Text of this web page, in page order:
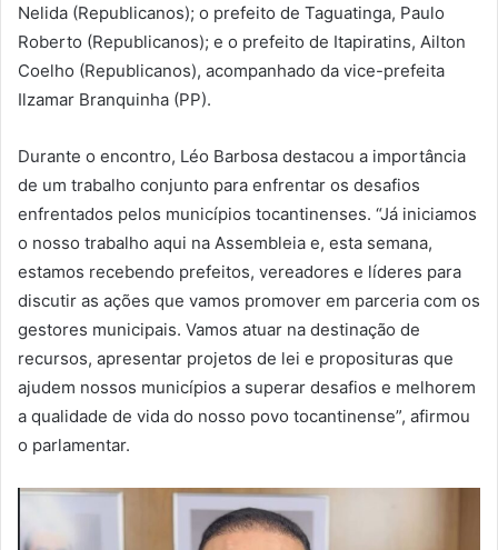
Nelida (Republicanos); o prefeito de Taguatinga, Paulo
Roberto (Republicanos); e o prefeito de Itapiratins, Ailton
Coelho (Republicanos), acompanhado da vice-prefeita
Ilzamar Branquinha (PP).
Durante o encontro, Léo Barbosa destacou a importância
de um trabalho conjunto para enfrentar os desafios
enfrentados pelos municípios tocantinenses. “Já iniciamos
o nosso trabalho aqui na Assembleia e, esta semana,
estamos recebendo prefeitos, vereadores e líderes para
discutir as ações que vamos promover em parceria com os
gestores municipais. Vamos atuar na destinação de
recursos, apresentar projetos de lei e proposituras que
ajudem nossos municípios a superar desafios e melhorem
a qualidade de vida do nosso povo tocantinense”, afirmou
o parlamentar.